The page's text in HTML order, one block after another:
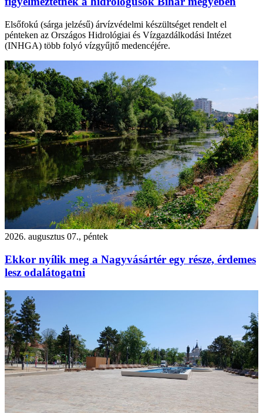
Elsőfokú (sárga jelzésű) árvízvédelmi készültséget rendelt el
pénteken az Országos Hidrológiai és Vízgazdálkodási Intézet
(INHGA) több folyó vízgyűjtő medencéjére.
2026. augusztus 07., péntek
Ekkor nyílik meg a Nagyvásártér egy része, érdemes
lesz odalátogatni